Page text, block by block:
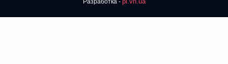
Разработка -